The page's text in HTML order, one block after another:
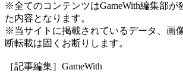
※全てのコンテンツはGameWith編集部が
た内容となります。
※当サイトに掲載されているデータ、画
断転載は固くお断りします。
［記事編集］GameWith